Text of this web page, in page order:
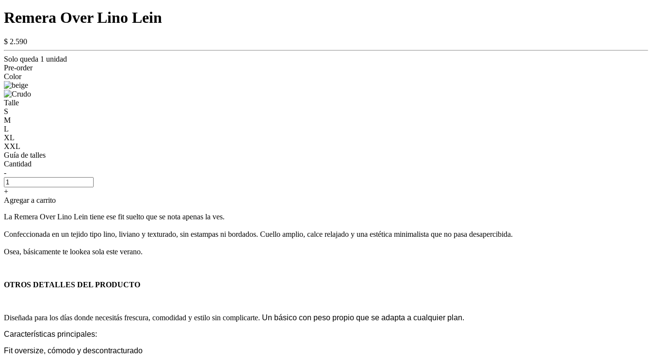
Remera Over Lino Lein
$ 2.590
Solo queda 1 unidad
Pre-order
Color
Talle
S
M
L
XL
XXL
Guía de talles
Cantidad
-
+
Agregar a carrito
La Remera Over Lino Lein tiene ese fit suelto que se nota apenas la ves.
Confeccionada en un tejido tipo lino, liviano y texturado, sin estampas ni bordados. Cuello amplio, calce relajado y una estética minimalista que no pasa desapercibida.
Osea, básicamente te lookea sola este verano.
OTROS DETALLES DEL PRODUCTO
Diseñada para los días donde necesitás frescura, comodidad y estilo sin complicarte. Un básico con peso propio que se adapta a cualquier plan.
Características principales:
Fit oversize, cómodo y descontracturado